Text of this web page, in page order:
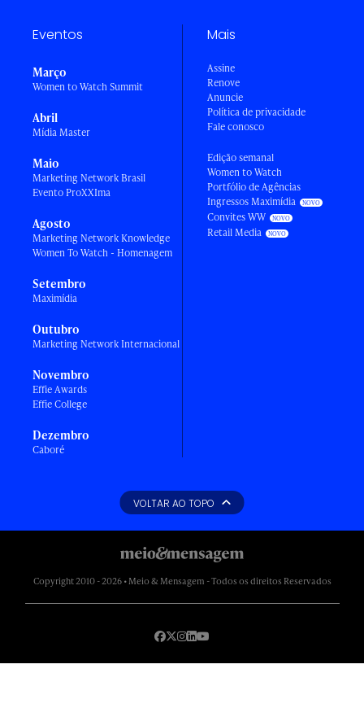
Eventos
Março
Women to Watch Summit
Abril
Mídia Master
Maio
Marketing Network Brasil
Evento ProXXIma
Agosto
Marketing Network Knowledge
Women To Watch - Homenagem
Setembro
Maximídia
Outubro
Marketing Network Internacional
Novembro
Effie Awards
Effie College
Dezembro
Caboré
Mais
Assine
Renove
Anuncie
Política de privacidade
Fale conosco
Edição semanal
Women to Watch
Portfólio de Agências
Ingressos Maximídia
Convites WW
Retail Media
VOLTAR AO TOPO
Copyright 2010 - 2026 • Meio & Mensagem - Todos os direitos Reservados